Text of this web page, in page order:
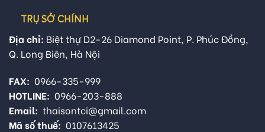
TRỤ SỞ CHÍNH
Địa chỉ: Biệt thự D2-26 Diamond Point, P. Phúc Đồng,
Q. Long Biên, Hà Nội
FAX: 0966-335-999
HOTLINE: 0966-203-888
Email: thaisontci@gmail.com
Mã số thuế: 0107613425